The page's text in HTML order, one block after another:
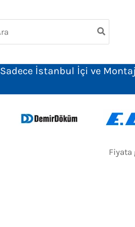
Sadece İstanbul İçi ve